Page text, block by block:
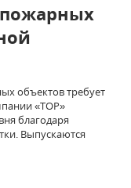
объектов требует
«ТОР»
благодаря
Выпускаются